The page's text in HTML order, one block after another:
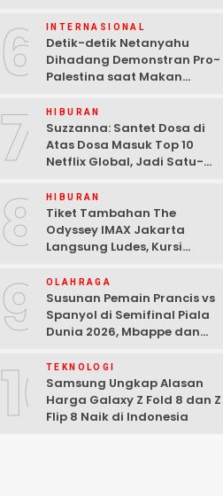
6 INTERNASIONAL
Detik-detik Netanyahu
Dihadang Demonstran Pro-
Palestina saat Makan
7 HIBURAN
Suzzanna: Santet Dosa di
Atas Dosa Masuk Top 10
Netflix Global, Jadi Satu-
8 HIBURAN
Tiket Tambahan The
Odyssey IMAX Jakarta
Langsung Ludes, Kursi
9 OLAHRAGA
Susunan Pemain Prancis vs
Spanyol di Semifinal Piala
Dunia 2026, Mbappe dan
10TEKNOLOGI
Samsung Ungkap Alasan
Harga Galaxy Z Fold 8 dan Z
Flip 8 Naik di Indonesia